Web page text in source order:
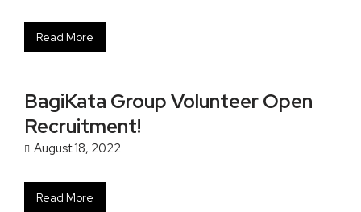
Read More
BagiKata Group Volunteer Open
Recruitment!
August 18, 2022
Read More